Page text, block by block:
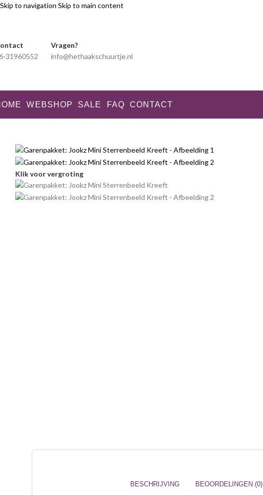
Skip to navigation Skip to main content
31960552
Vragen?
info@hethaakschuurtje.nl
WEBSHOP SALE FAQ CONTACT
Klik voor vergroting
BESCHRIJVING BEOORDELINGEN (0)